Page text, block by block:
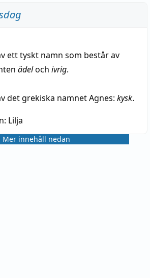
ett tyskt namn som består av
ädeloch ivrig.
det grekiska namnet Agnes: kysk.
Lilja
Mer innehåll nedan